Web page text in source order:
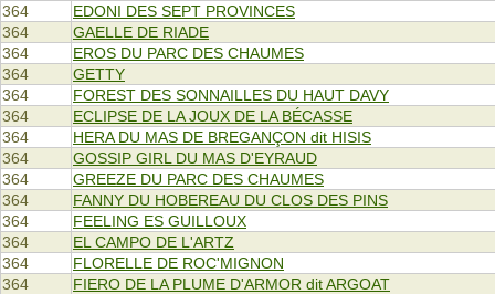
364
EDONI DES SEPT PROVINCES
364
GAELLE DE RIADE
364
EROS DU PARC DES CHAUMES
364
GETTY
364
FOREST DES SONNAILLES DU HAUT DAVY
364
ECLIPSE DE LA JOUX DE LA BÉCASSE
364
HERA DU MAS DE BREGANÇON dit HISIS
364
GOSSIP GIRL DU MAS D'EYRAUD
364
GREEZE DU PARC DES CHAUMES
364
FANNY DU HOBEREAU DU CLOS DES PINS
364
FEELING ES GUILLOUX
364
EL CAMPO DE L'ARTZ
364
FLORELLE DE ROC'MIGNON
364
FIERO DE LA PLUME D'ARMOR dit ARGOAT